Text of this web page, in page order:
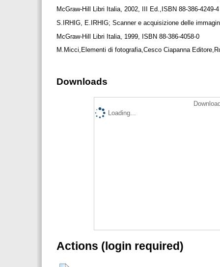
McGraw-Hill Libri Italia, 2002, III Ed.,ISBN 88-386-4249-
S.IRHIG, E.IRHIG; Scanner e acquisizione delle
McGraw-Hill Libri Italia, 1999, ISBN 88-386-4058-0
M.Micci,Elementi di fotografia,Cesco Ciapanna
Downloads
Loading...
Actions (login required)